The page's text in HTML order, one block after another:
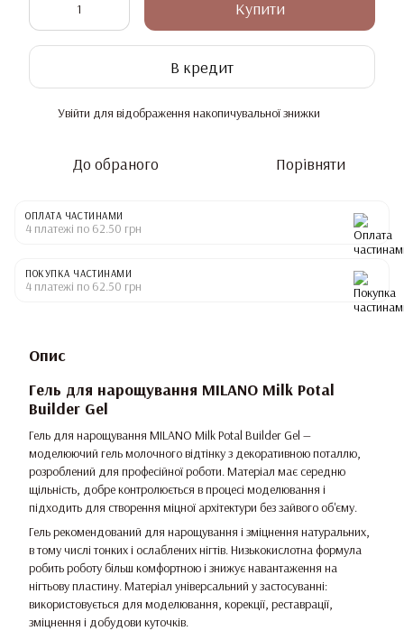
Купити
В кредит
Увійти для відображення накопичувальної знижки
До обраного Порівняти
ОПЛАТА ЧАСТИНАМИ
4 платежі по 62.50 грн
ПОКУПКА ЧАСТИНАМИ
4 платежі по 62.50 грн
Опис
Гель для нарощування MILANO Milk Potal
Builder Gel
Гель для нарощування MILANO Milk Potal Builder Gel —
моделюючий гель молочного відтінку з декоративною поталлю,
розроблений для професійної роботи. Матеріал має середню
щільність, добре контролюється в процесі моделювання і
підходить для створення міцної архітектури без зайвого об'єму.
Гель рекомендований для нарощування і зміцнення натуральних,
в тому числі тонких і ослаблених нігтів. Низькокислотна формула
робить роботу більш комфортною і знижує навантаження на
нігтьову пластину. Матеріал універсальний у застосуванні:
використовується для моделювання, корекції, реставрації,
зміцнення і добудови куточків.